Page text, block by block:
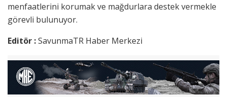
menfaatlerini korumak ve mağdurlara destek vermekle
görevli bulunuyor.
Editör :SavunmaTR Haber Merkezi